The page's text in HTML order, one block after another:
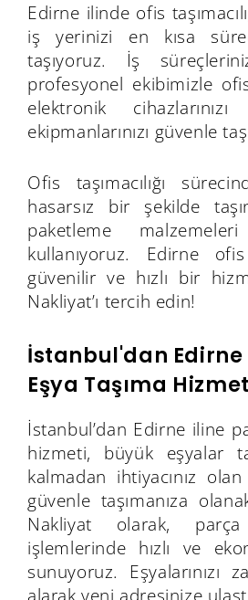
Edirne ilinde ofis
iş yerinizi en kısa
taşıyoruz. İş
profesyonel ekibimizle ofis
elektronik
ekipmanlarınızı güvenle
Ofis taşımacılığı
hasarsız bir şekilde
paketleme
kullanıyoruz. Edirne ofis
güvenilir ve hızlı bir
Nakliyat’ı tercih edin!
İstanbul'dan Edirne
Eşya Taşıma
İstanbul’dan Edirne iline
hizmeti, büyük eşyalar
kalmadan ihtiyacınız
güvenle taşımanıza
Nakliyat olarak,
işlemlerinde hızlı ve
sunuyoruz. Eşyalarınızı
alarak yeni adresinize